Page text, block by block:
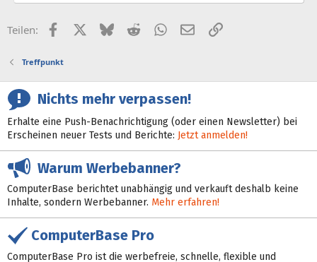
Teilen: FacebookX (Twitter)
BlueskyRedditWhatsApp
E-MailLink
Treffpunkt
Nichts mehr verpassen!
Erhalte eine Push-Benachrichtigung (oder einen Newsletter) bei
Erscheinen neuer Tests und Berichte: Jetzt anmelden!
Warum Werbebanner?
ComputerBase berichtet unabhängig und verkauft deshalb keine
Inhalte, sondern Werbebanner. Mehr erfahren!
ComputerBase Pro
ComputerBase Pro ist die werbefreie, schnelle, flexible und